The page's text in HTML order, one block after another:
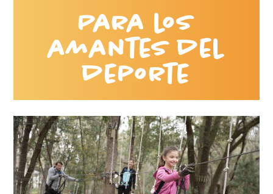
Para los
amantes del
deporte